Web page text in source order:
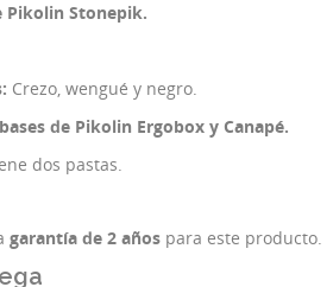
Pikolin Stonepik.
Crezo, wengué y negro.
de Pikolin Ergobox y Canapé.
dos pastas.
garantía de 2 años para este producto.